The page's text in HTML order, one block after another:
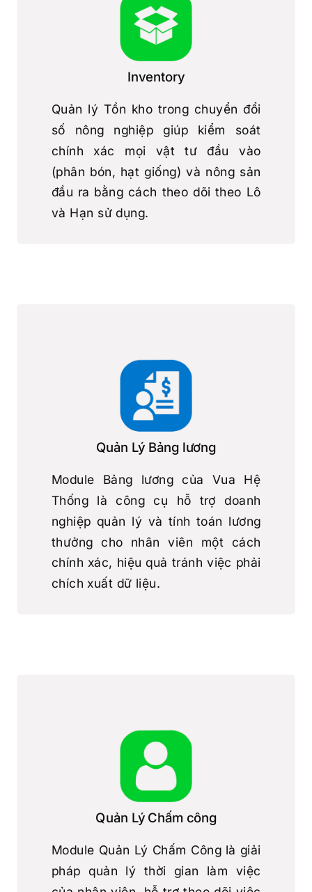
Inventory
Quản lý Tồn kho trong chuyển đổi
số nông nghiệp giúp kiểm soát
chính xác mọi vật tư đầu vào
(phân bón, hạt giống) và nông sản
đầu ra bằng cách theo dõi theo Lô
và Hạn sử dụng.
Chi tiết Module Inventory
Quản Lý Bảng lương
Module Bảng lương của Vua Hệ
Thống là công cụ hỗ trợ doanh
nghiệp quản lý và tính toán lương
thưởng cho nhân viên một cách
chính xác, hiệu quả tránh việc phải
chích xuất dữ liệu.
Chi tiết Module QL Bảng lương
Quản Lý Chấm công
Module Quản Lý Chấm Công là giải
pháp quản lý thời gian làm việc